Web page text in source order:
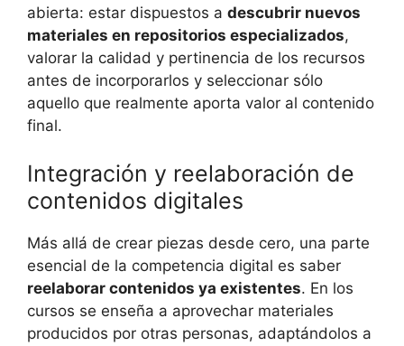
abierta: estar dispuestos a descubrir nuevos
materiales en repositorios especializados,
valorar la calidad y pertinencia de los recursos
antes de incorporarlos y seleccionar sólo
aquello que realmente aporta valor al contenido
final.
Integración y reelaboración de
contenidos digitales
Más allá de crear piezas desde cero, una parte
esencial de la competencia digital es saber
reelaborar contenidos ya existentes. En los
cursos se enseña a aprovechar materiales
producidos por otras personas, adaptándolos a